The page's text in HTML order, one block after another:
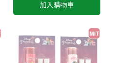
加入購物車